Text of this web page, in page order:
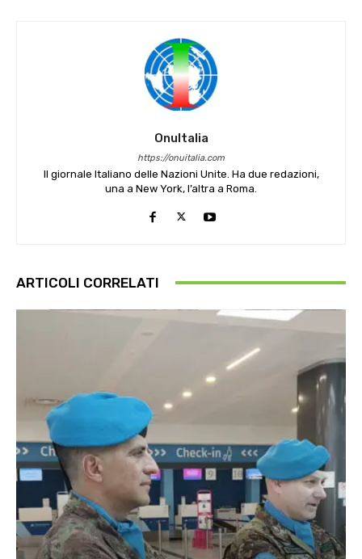
OnuItalia
https://onuitalia.com
Il giornale Italiano delle Nazioni Unite. Ha due redazioni,
una a New York, l’altra a Roma.
ARTICOLI CORRELATI